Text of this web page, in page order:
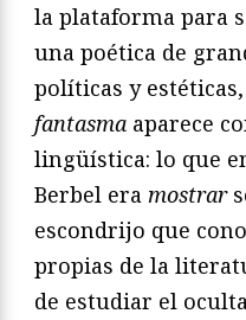
la plataforma para
una poética de
políticas y estéticas,
fantasma aparece
lingüística: lo que
Berbel era mostrar
escondrijo que
propias de la
de estudiar el